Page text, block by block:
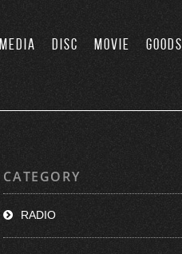
MEDIA DISC MOVIE GOODS
CATEGORY
RADIO